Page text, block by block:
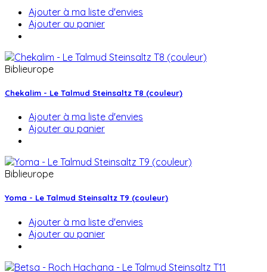
Ajouter à ma liste d'envies
Ajouter au panier
Biblieurope
Chekalim - Le Talmud Steinsaltz T8 (couleur)
Ajouter à ma liste d'envies
Ajouter au panier
Biblieurope
Yoma - Le Talmud Steinsaltz T9 (couleur)
Ajouter à ma liste d'envies
Ajouter au panier